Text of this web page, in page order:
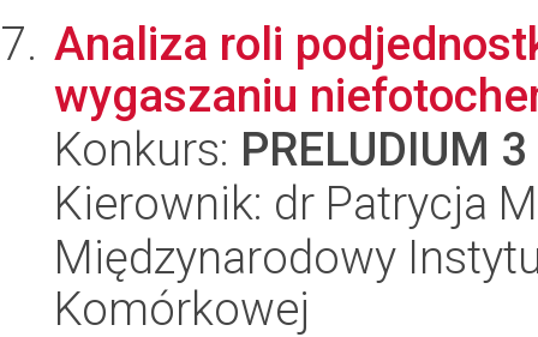
Analiza roli
wygaszaniu
Konkurs: PRELUDIUM 3
Kierownik: dr Patrycja
Międzynarodowy
Komórkowej